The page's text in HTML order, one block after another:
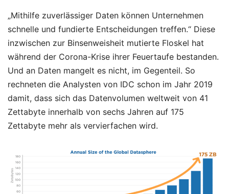
„Mithilfe zuverlässiger Daten können Unternehmen
schnelle und fundierte Entscheidungen treffen.“ Diese
inzwischen zur Binsenweisheit mutierte Floskel hat
während der Corona-Krise ihrer Feuertaufe bestanden.
Und an Daten mangelt es nicht, im Gegenteil. So
rechneten die Analysten von IDC schon im Jahr 2019
damit, dass sich das Datenvolumen weltweit von 41
Zettabyte innerhalb von sechs Jahren auf 175
Zettabyte mehr als vervierfachen wird.